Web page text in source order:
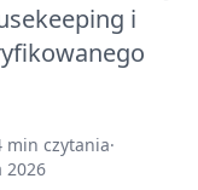
i
min czytania·
2026